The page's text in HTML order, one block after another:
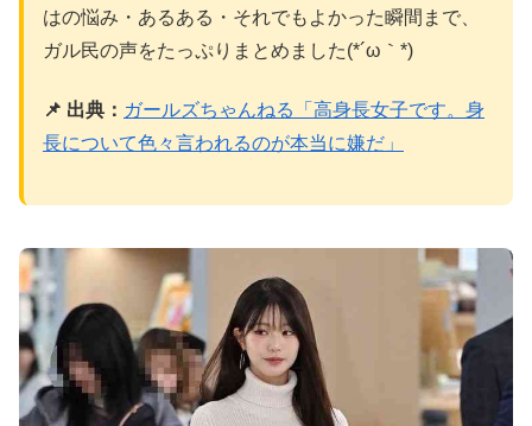
はの悩み・あるある・それでもよかった瞬間まで、
ガル民の声をたっぷりまとめました(*´ω｀*)
📌 出典： ガールズちゃんねる「高身長女子です。身
長について色々言われるのが本当に嫌だ」